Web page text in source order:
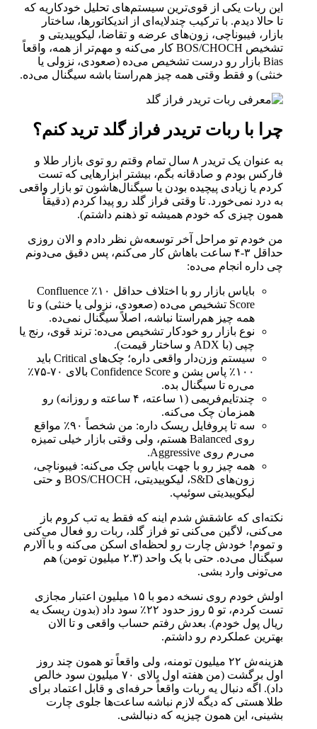
این ربات یکی از قوی‌ترین سیستم‌های تحلیل خودکاریه که
تا حالا دیدم. با ترکیب چندلایه‌ای از اندیکاتورها، ساختار
بازار، فیبوناچی، زون‌های عرضه و تقاضا، لیکوییدیتی و
تشخیص BOS/CHOCH کار می‌کنه و مهم‌تر از همه، واقعاً
Bias بازار رو درست تشخیص می‌ده (صعودی، نزولی یا
خنثی) و فقط وقتی همه چیز هم‌راستا باشه سیگنال می‌ده.
چرا با ربات تریدر فراز گلد ترید کنم؟
به عنوان یک تریدر ۸ سال تمام وقتم رو توی بازار طلا و
فارکس بودم و صادقانه بگم، بیشتر ابزارهایی که تست
کردم یا زیادی پیچیده بودن یا سیگنال‌هاشون تو بازار واقعی
به درد نمی‌خورد. تا وقتی فراز گلد رو پیدا کردم (دقیقاً
همون چیزی که خودم همیشه تو ذهنم داشتم).
من خودم تو مراحل آخر توسعه‌ش نظر دادم و الان روزی
حداقل ۳-۴ ساعت باهاش کار می‌کنم، پس دقیق می‌دونم
چی داره انجام می‌ده:
بایاس بازار رو با اختلاف حداقل ۱۰٪ Confluence
Score تشخیص می‌ده (صعودی، نزولی یا خنثی) و تا
همه چیز هم‌راستا نباشه، اصلاً سیگنال نمی‌ده.
نوع بازار رو خودکار تشخیص می‌ده: ترند قوی، رنج یا
چپی (با ADX و ساختار قیمت).
سیستم وزن‌دار واقعی داره؛ چک‌های Critical باید
۱۰۰٪ پاس بشن و Confidence Score بالای ۷۰-۷۵٪
می‌ره تا سیگنال بده.
چندتایم‌فریمی (۱ ساعته، ۴ ساعته و روزانه) رو
همزمان چک می‌کنه.
سه تا پروفایل ریسک داره: من شخصاً ۹۰٪ مواقع
روی Balanced هستم، ولی وقتی بازار خیلی تمیزه
می‌رم روی Aggressive.
همه چیز رو با جهت بایاس چک می‌کنه: فیبوناچی،
زون‌های S&D، لیکوییدیتی، BOS/CHOCH و حتی
لیکوییدیتی سوئیپ.
نکته‌ای که عاشقش شدم اینه که فقط یه تب کروم باز
می‌کنی، لاگین می‌کنی تو فراز گلد، ربات رو فعال می‌کنی
و تموم! خودش چارت رو لحظه‌ای اسکن می‌کنه و با آلارم
سیگنال می‌ده. حتی با یک واحد (۲.۳ میلیون تومن) هم
می‌تونی وارد بشی.
اولش خودم روی نسخه دمو با ۱۵ میلیون اعتبار مجازی
تست کردم، تو ۵ روز حدود ۲۲٪ سود داد (بدون ریسک یه
ریال پول خودم). بعدش رفتم حساب واقعی و تا الان
بهترین عملکردم رو داشتم.
هزینه‌ش ۲۲ میلیون تومنه، ولی واقعاً تو همون چند روز
اول برگشت (من هفته اول بالای ۷۰ میلیون سود خالص
داد). اگه دنبال یه ربات واقعاً حرفه‌ای و قابل اعتماد برای
طلا هستی که دیگه لازم نباشه ساعت‌ها جلوی چارت
بشینی، این همون چیزیه که دنبالشی.